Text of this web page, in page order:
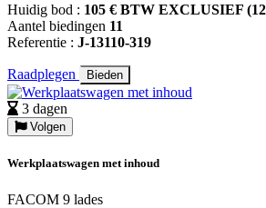
Huidig bod : 105 € BTW EXCLUSIEF
Aantel biedingen 11
Referentie : J-13110-319
Raadplegen Bieden
3 dagen
Volgen
Werkplaatswagen met inhoud
FACOM 9 lades